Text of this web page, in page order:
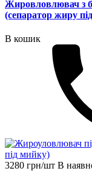
Жировловлювач з
(сепаратор жиру
В кошик
3280 грн/шт В